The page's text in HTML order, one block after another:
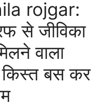
rojgar:
से जीविका
वाला
बस कर